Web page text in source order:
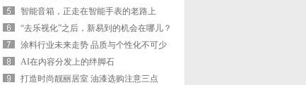
智能音箱，正走在智能手表的老路上
“去乐视化”之后，新易到的机会在哪儿？
涂料行业未来走势 品质与个性化不可少
AI在内容分发上的绊脚石
打造时尚靓丽居室 油漆选购注意三点